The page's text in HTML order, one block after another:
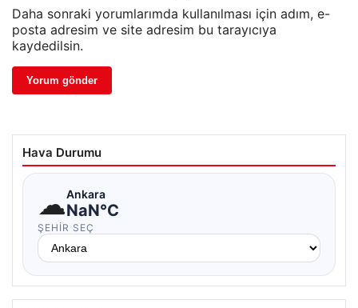
Daha sonraki yorumlarımda kullanılması için adım, e-
posta adresim ve site adresim bu tarayıcıya
kaydedilsin.
Hava Durumu
☁Ankara
NaN°C
ŞEHIR SEÇ